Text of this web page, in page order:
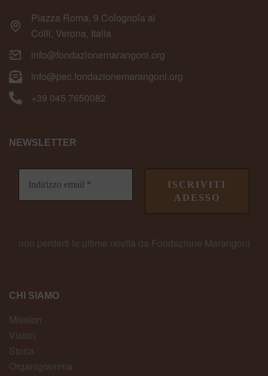
Piazza Roma, 9 Colognola ai
Colli, Verona, Italia
info@fondazionemarangoni.org
info@pec.fondazionemarangoni.org
+39 045 7650082
CHI SIAMO
Mission
Vision
Storia
Organigramma
NEWSLETTER
non perderti le ultime novità da Fondazione Marangoni